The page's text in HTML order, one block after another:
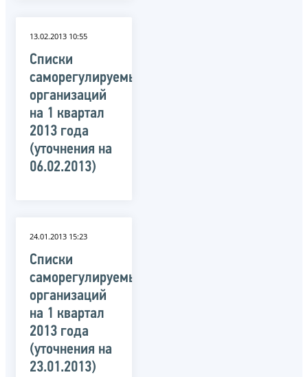
13.02.2013 10:55
Списки
саморегулируемых
организаций
на 1 квартал
2013 года
(уточнения на
06.02.2013)
24.01.2013 15:23
Списки
саморегулируемых
организаций
на 1 квартал
2013 года
(уточнения на
23.01.2013)